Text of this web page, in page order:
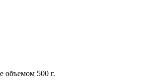
объемом 500 г.